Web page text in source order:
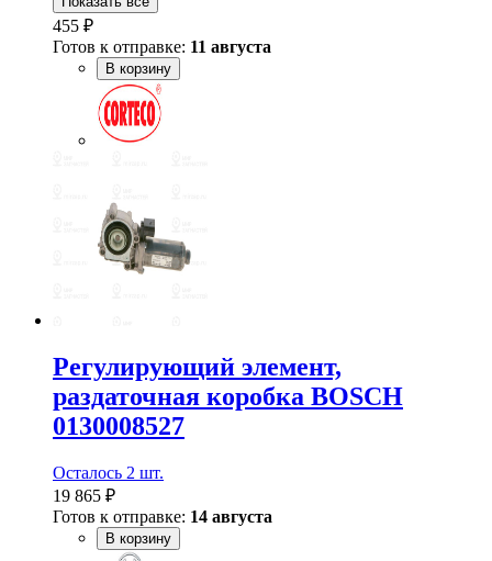
455 ₽
Готов к отправке: 11 августа
В корзину
Регулирующий элемент,
раздаточная коробка BOSCH
0130008527
Осталось 2 шт.
19 865 ₽
Готов к отправке: 14 августа
В корзину